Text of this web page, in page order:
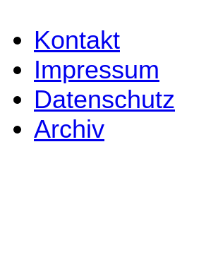
Kontakt
Impressum
Datenschutz
Archiv